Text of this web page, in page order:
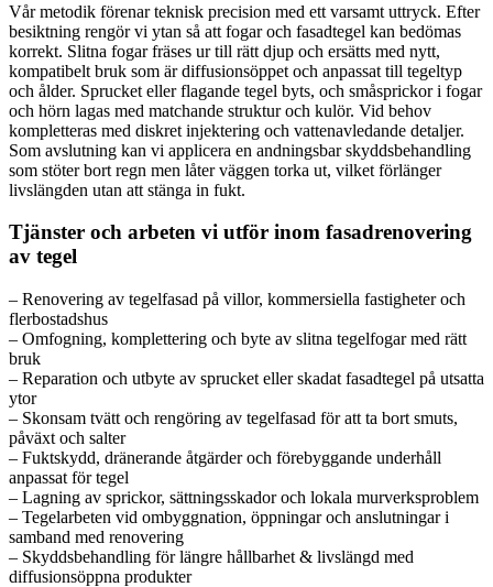
Vår metodik förenar teknisk precision med ett varsamt uttryck. Efter
besiktning rengör vi ytan så att fogar och fasadtegel kan bedömas
korrekt. Slitna fogar fräses ur till rätt djup och ersätts med nytt,
kompatibelt bruk som är diffusionsöppet och anpassat till tegeltyp
och ålder. Sprucket eller flagande tegel byts, och småsprickor i fogar
och hörn lagas med matchande struktur och kulör. Vid behov
kompletteras med diskret injektering och vattenavledande detaljer.
Som avslutning kan vi applicera en andningsbar skyddsbehandling
som stöter bort regn men låter väggen torka ut, vilket förlänger
livslängden utan att stänga in fukt.
Tjänster och arbeten vi utför inom fasadrenovering
av tegel
– Renovering av tegelfasad på villor, kommersiella fastigheter och
flerbostadshus
– Omfogning, komplettering och byte av slitna tegelfogar med rätt
bruk
– Reparation och utbyte av sprucket eller skadat fasadtegel på utsatta
ytor
– Skonsam tvätt och rengöring av tegelfasad för att ta bort smuts,
påväxt och salter
– Fuktskydd, dränerande åtgärder och förebyggande underhåll
anpassat för tegel
– Lagning av sprickor, sättningsskador och lokala murverksproblem
– Tegelarbeten vid ombyggnation, öppningar och anslutningar i
samband med renovering
– Skyddsbehandling för längre hållbarhet & livslängd med
diffusionsöppna produkter